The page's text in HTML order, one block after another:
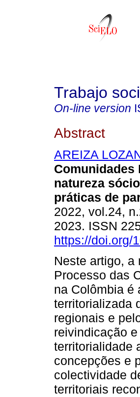
Trabajo
On-line version
Abstract
AREIZA
Comunidades
natureza
práticas de
2022, vol.24,
2023. ISSN
https://doi.org/
Neste artigo, a
Processo das
na Colômbia é
territorializada
regionais e
reivindicação
territorialidade
concepções e
colectividade
territoriais